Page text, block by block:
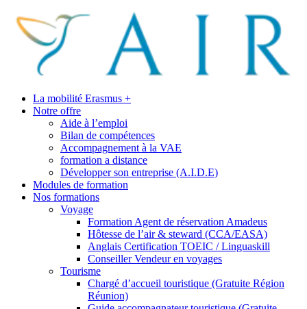
La mobilité Erasmus +
Notre offre
Aide à l’emploi
Bilan de compétences
Accompagnement à la VAE
formation a distance
Développer son entreprise (A.I.D.E)
Modules de formation
Nos formations
Voyage
Formation Agent de réservation Amadeus
Hôtesse de l’air & steward (CCA/EASA)
Anglais Certification TOEIC / Linguaskill
Conseiller Vendeur en voyages
Tourisme
Chargé d’accueil touristique (Gratuite Région
Réunion)